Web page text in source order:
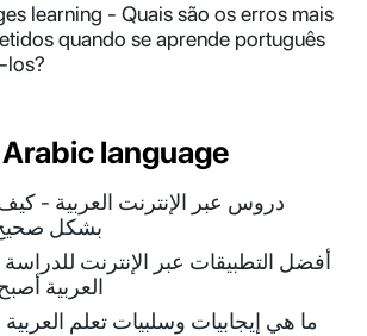
learning - Quais são os erros mais
quando se aprende português
los?
language
دروس عبر الإنترنت العربية - كيف
بشكل
أفضل التطبيقات عبر الإنترنت للدراسة
العربية
ما هي إيجابيات وسلبيات تعلم العربية